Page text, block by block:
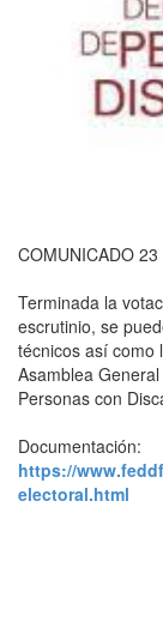
COMUNICADO
Terminada la
escrutinio, se
técnicos así como
Asamblea
Personas con
Documentación:
https://
electoral.html